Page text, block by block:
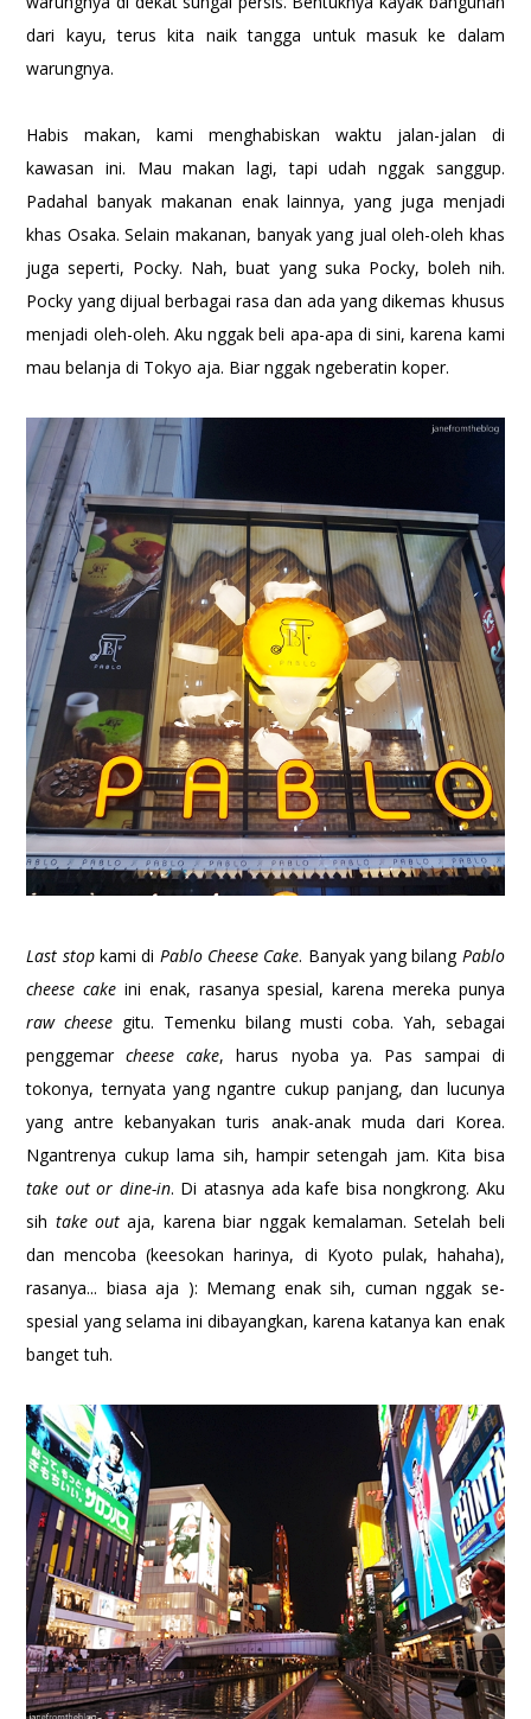
dari kayu, terus kita naik tangga untuk masuk ke dalam
warungnya.
Habis makan, kami menghabiskan waktu jalan-jalan di
kawasan ini. Mau makan lagi, tapi udah nggak sanggup.
Padahal banyak makanan enak lainnya, yang juga menjadi
khas Osaka. Selain makanan, banyak yang jual oleh-oleh khas
juga seperti, Pocky. Nah, buat yang suka Pocky, boleh nih.
Pocky yang dijual berbagai rasa dan ada yang dikemas khusus
menjadi oleh-oleh. Aku nggak beli apa-apa di sini, karena kami
mau belanja di Tokyo aja. Biar nggak ngeberatin koper.
Last stopkami di Pablo Cheese Cake. Banyak yang bilang Pablo
cheese cake ini enak, rasanya spesial, karena mereka punya
raw cheese gitu. Temenku bilang musti coba. Yah, sebagai
penggemarcheese cake, harus nyoba ya. Pas sampai di
tokonya, ternyata yang ngantre cukup panjang, dan lucunya
yang antre kebanyakan turis anak-anak muda dari Korea.
Ngantrenya cukup lama sih, hampir setengah jam. Kita bisa
take out or dine-in. Di atasnya ada kafe bisa nongkrong. Aku
sih take outaja, karena biar nggak kemalaman. Setelah beli
dan mencoba (keesokan harinya, di Kyoto pulak, hahaha),
rasanya... biasa aja ): Memang enak sih, cuman nggak se-
spesial yang selama ini dibayangkan, karena katanya kan enak
banget tuh.